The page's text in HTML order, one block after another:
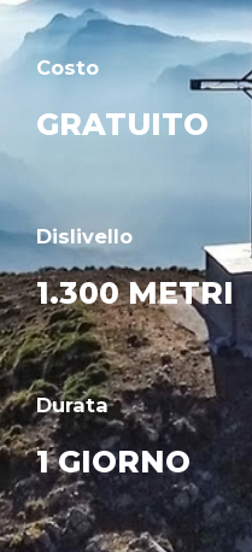
Costo
GRATUITO
Dislivello
1.300 METRI
Durata
1 GIORNO